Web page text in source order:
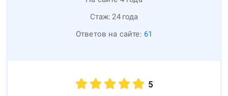
Стаж: 24 года
Ответов на сайте: 61
5